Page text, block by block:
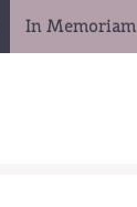
In Memoriam